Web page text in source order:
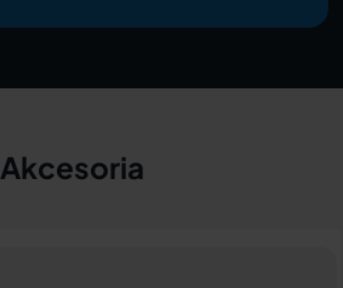
Akcesoria